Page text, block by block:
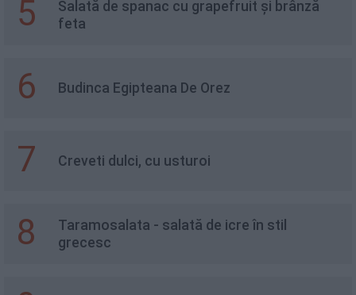
5
Salată de spanac cu grapefruit și brânză
feta
6 Budinca Egipteana De Orez
7 Creveti dulci, cu usturoi
8
Taramosalata - salată de icre în stil
grecesc